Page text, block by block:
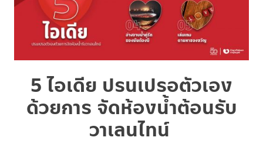
5 ไอเดีย ปรนเปรอตัวเอง
ด้วยการ จัดห้องน้ำต้อนรับ
วาเลนไทน์